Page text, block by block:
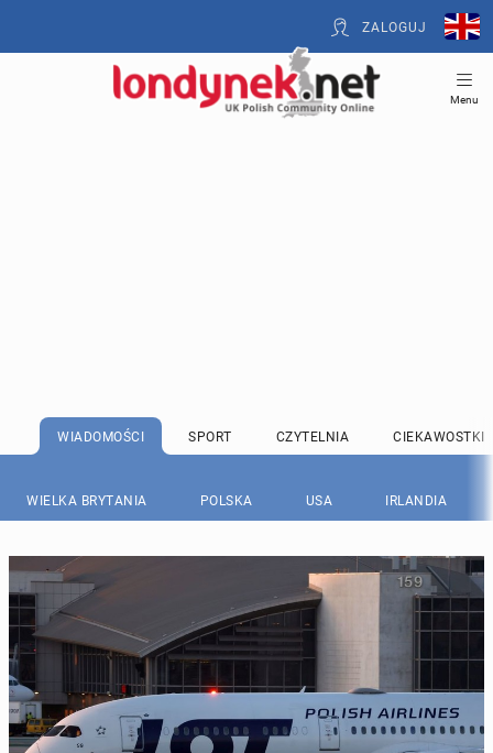
ZALOGUJ
Menu
WIADOMOŚCI SPORT CZYTELNIA CIEKAWOSTKI
WIELKA BRYTANIA POLSKA USA IRLANDIA